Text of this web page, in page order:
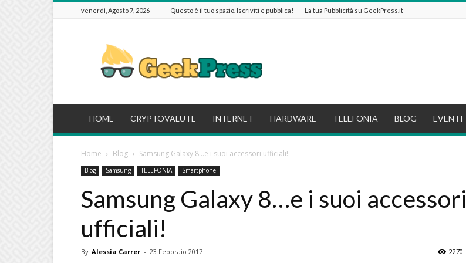
venerdì, Agosto 7, 2026 Questo è il tuo spazio. Iscriviti e pubblica! La tua Pubblicità su GeekPress.it
HOME CRYPTOVALUTE INTERNET HARDWARE TELEFONIA BLOG EVENTI
Home Blog Samsung Galaxy 8…e i suoi accessori ufficiali!
Blog Samsung TELEFONIA Smartphone
Samsung Galaxy 8…e i suoi accessori
ufficiali!
By Alessia Carrer - 23 Febbraio 2017 2270